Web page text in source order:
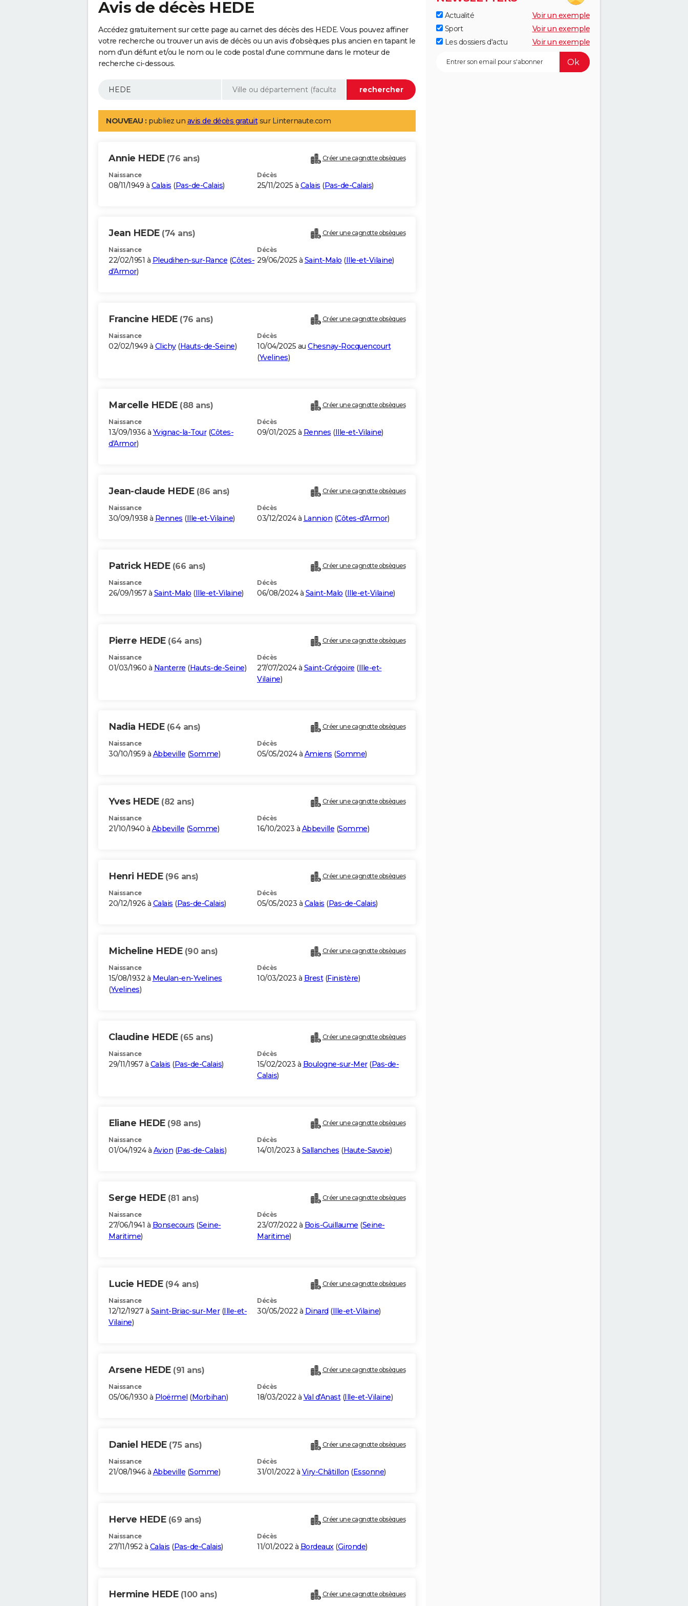
Avis de décès HEDE
Accédez gratuitement sur cette page au carnet des décès des HEDE. Vous pouvez affiner
votre recherche ou trouver un avis de décès ou un avis d'obsèques plus ancien en tapant le
nom d'un défunt et/ou le nom ou le code postal d'une commune dans le moteur de
recherche ci-dessous.
NOUVEAU : publiez un avis de décès gratuitsur Linternaute.com
Annie HEDE (76 ans) Créer une cagnotte obsèques
Naissance
08/11/1949 à Calais (Pas-de-Calais)
Décès
25/11/2025 à Calais (Pas-de-Calais)
Jean HEDE (74 ans) Créer une cagnotte obsèques
Naissance
22/02/1951 à Pleudihen-sur-Rance (Côtes-
d'Armor)
Décès
29/06/2025 à Saint-Malo (Ille-et-Vilaine)
Francine HEDE (76 ans) Créer une cagnotte obsèques
Naissance
02/02/1949 à Clichy(Hauts-de-Seine)
Décès
10/04/2025 au Chesnay-Rocquencourt
(Yvelines)
Marcelle HEDE (88 ans) Créer une cagnotte obsèques
Naissance
13/09/1936 à Yvignac-la-Tour(Côtes-
d'Armor)
Décès
09/01/2025 à Rennes (Ille-et-Vilaine)
Jean-claude HEDE (86 ans) Créer une cagnotte obsèques
Naissance
30/09/1938 à Rennes (Ille-et-Vilaine)
Décès
03/12/2024 à Lannion (Côtes-d'Armor)
Patrick HEDE (66 ans) Créer une cagnotte obsèques
Naissance
26/09/1957 à Saint-Malo (Ille-et-Vilaine)
Décès
06/08/2024 à Saint-Malo (Ille-et-Vilaine)
Pierre HEDE (64 ans) Créer une cagnotte obsèques
Naissance
01/03/1960 à Nanterre (Hauts-de-Seine)
Décès
27/07/2024 à Saint-Grégoire (Ille-et-
Vilaine)
Nadia HEDE (64 ans) Créer une cagnotte obsèques
Naissance
30/10/1959 à Abbeville (Somme)
Décès
05/05/2024 à Amiens (Somme)
Yves HEDE (82 ans) Créer une cagnotte obsèques
Naissance
21/10/1940 à Abbeville (Somme)
Décès
16/10/2023 à Abbeville (Somme)
Henri HEDE (96 ans) Créer une cagnotte obsèques
Naissance
20/12/1926 à Calais (Pas-de-Calais)
Décès
05/05/2023 à Calais (Pas-de-Calais)
Micheline HEDE (90 ans) Créer une cagnotte obsèques
Naissance
15/08/1932 à Meulan-en-Yvelines
(Yvelines)
Décès
10/03/2023 à Brest(Finistère)
Claudine HEDE (65 ans) Créer une cagnotte obsèques
Naissance
29/11/1957 à Calais (Pas-de-Calais)
Décès
15/02/2023 à Boulogne-sur-Mer(Pas-de-
Calais)
Eliane HEDE (98 ans) Créer une cagnotte obsèques
Naissance
01/04/1924 à Avion (Pas-de-Calais)
Décès
14/01/2023 à Sallanches (Haute-Savoie)
Serge HEDE (81 ans) Créer une cagnotte obsèques
Naissance
27/06/1941 à Bonsecours (Seine-
Maritime)
Décès
23/07/2022 à Bois-Guillaume (Seine-
Maritime)
Lucie HEDE (94 ans) Créer une cagnotte obsèques
Naissance
12/12/1927 à Saint-Briac-sur-Mer(Ille-et-
Vilaine)
Décès
30/05/2022 à Dinard (Ille-et-Vilaine)
Arsene HEDE (91 ans) Créer une cagnotte obsèques
Naissance
05/06/1930 à Ploërmel (Morbihan)
Décès
18/03/2022 à Val d'Anast(Ille-et-Vilaine)
Daniel HEDE (75 ans) Créer une cagnotte obsèques
Naissance
21/08/1946 à Abbeville (Somme)
Décès
31/01/2022 à Viry-Châtillon (Essonne)
Herve HEDE (69 ans) Créer une cagnotte obsèques
Naissance
27/11/1952 à Calais (Pas-de-Calais)
Décès
11/01/2022 à Bordeaux(Gironde)
Hermine HEDE (100 ans) Créer une cagnotte obsèques
Actualité
Voir un exemple
Sport
Voir un exemple
Les dossiers d'actu
Voir un exemple